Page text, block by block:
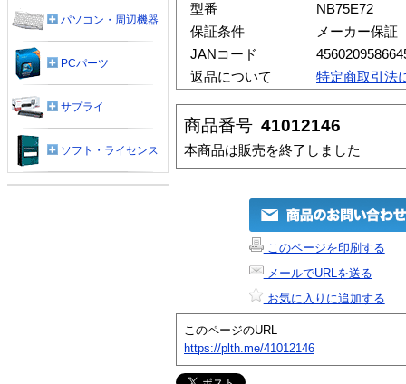
型番
NB75E72
保証条件
メーカー保証
JANコード
返品について
特定商取引法
商品番号 41012146
本商品は販売を終了しました
このページを印刷する
メールでURLを送る
お気に入りに追加する
このページのURL
https://plth.me/41012146
パソコン・周辺機器
PCパーツ
サプライ
ソフト・ライセンス